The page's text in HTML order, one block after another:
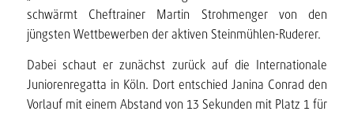
schwärmt Cheftrainer Martin Strohmenger von den
jüngsten Wettbewerben der aktiven Steinmühlen-Ruderer.
Dabei schaut er zunächst zurück auf die Internationale
Juniorenregatta in Köln. Dort entschied Janina Conrad den
Vorlauf mit einem Abstand von 13 Sekunden mit Platz 1 für